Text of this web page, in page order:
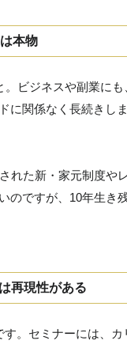
本物
ビジネスや副業に
に関係なく長続きし
れた新・家元制度や
のですが、10年生き
再現性がある
。セミナーには、